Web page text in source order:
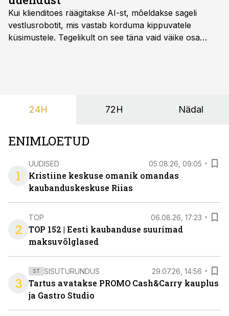
Kui klienditoes räägitakse AI-st, mõeldakse sageli
vestlusrobotit, mis vastab korduma kippuvatele
küsimustele. Tegelikult on see täna vaid väike osa
24H 72H Nädal
ENIMLOETUD
1
UUDISED 05.08.26, 09:05
Kristiine keskuse omanik omandas
kaubanduskeskuse Riias
2
TOP 06.08.26, 17:23
TOP 152 | Eesti kaubanduse suurimad
maksuvõlglased
3
ST SISUTURUNDUS 29.07.26, 14:56
Tartus avatakse PROMO Cash&Carry kauplus
ja Gastro Studio